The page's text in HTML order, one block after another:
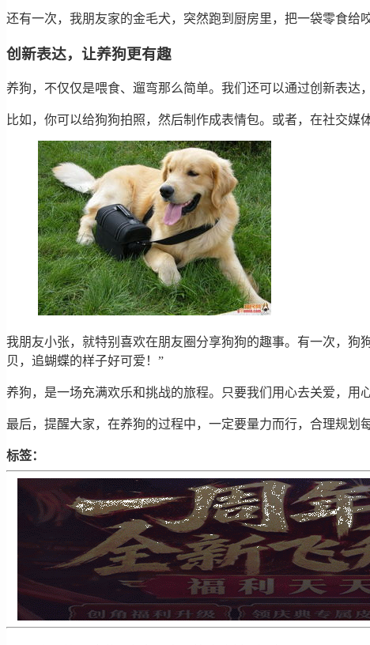
还有一次，我朋友家的金毛犬，突然跑到厨房里，把一袋零食给
创新表达，让养狗更有趣
养狗，不仅仅是喂食、遛弯那么简单。我们还可以通过创新表达
比如，你可以给狗狗拍照，然后制作成表情包。或者，在社交媒
我朋友小张，就特别喜欢在朋友圈分享狗狗的趣事。有一次，
贝，追蝴蝶的样子好可爱！”
养狗，是一场充满欢乐和挑战的旅程。只要我们用心去关爱，用
最后，提醒大家，在养狗的过程中，一定要量力而行，合理规划
标签：